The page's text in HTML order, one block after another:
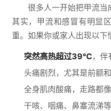
很多人一开始把甲流当
其实，甲流和感冒有明显
重。如果你或家人出现以下
突然高热超过39℃，伴
头痛剧烈，尤其是前额
全身肌肉酸痛，走路都
干咳、咽痛、鼻塞流涕